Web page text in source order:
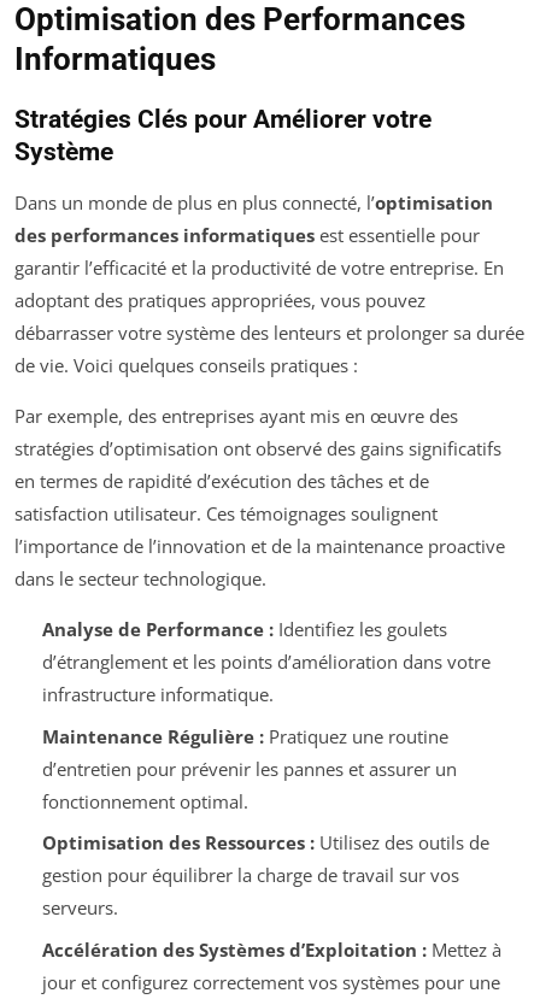
Optimisation des Performances
Informatiques
Stratégies Clés pour Améliorer votre
Système
Dans un monde de plus en plus connecté, l’optimisation
des performances informatiques est essentielle pour
garantir l’efficacité et la productivité de votre entreprise. En
adoptant des pratiques appropriées, vous pouvez
débarrasser votre système des lenteurs et prolonger sa durée
de vie. Voici quelques conseils pratiques :
Par exemple, des entreprises ayant mis en œuvre des
stratégies d’optimisation ont observé des gains significatifs
en termes de rapidité d’exécution des tâches et de
satisfaction utilisateur. Ces témoignages soulignent
l’importance de l’innovation et de la maintenance proactive
dans le secteur technologique.
Analyse de Performance :Identifiez les goulets
d’étranglement et les points d’amélioration dans votre
infrastructure informatique.
Maintenance Régulière :Pratiquez une routine
d’entretien pour prévenir les pannes et assurer un
fonctionnement optimal.
Optimisation des Ressources :Utilisez des outils de
gestion pour équilibrer la charge de travail sur vos
serveurs.
Accélération des Systèmes d’Exploitation :Mettez à
jour et configurez correctement vos systèmes pour une